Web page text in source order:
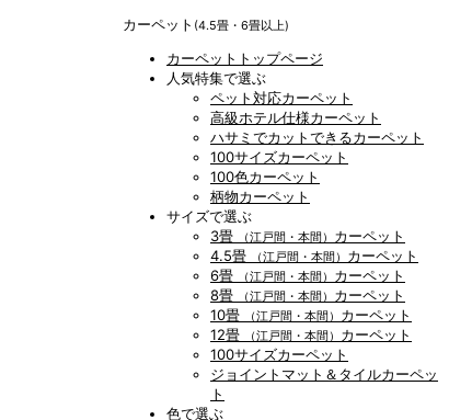
カーペット (4.5畳・6畳以上)
カーペットトップページ
人気特集で選ぶ
ペット対応カーペット
高級ホテル仕様カーペット
ハサミでカットできるカーペット
100サイズカーペット
100色カーペット
柄物カーペット
サイズで選ぶ
3畳
（江戸間・本間） カーペット
4.5畳
（江戸間・本間） カーペット
6畳
（江戸間・本間） カーペット
8畳
（江戸間・本間） カーペット
10畳
（江戸間・本間） カーペット
12畳
（江戸間・本間） カーペット
100サイズカーペット
ジョイントマット＆タイルカーペッ
ト
色で選ぶ